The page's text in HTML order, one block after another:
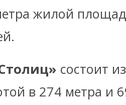
жилой
состоит
в 274 метра и